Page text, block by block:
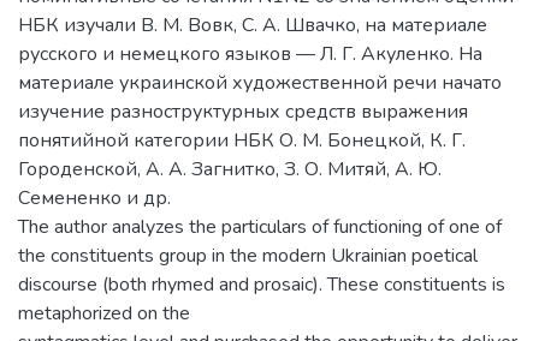
НБК изучали В. М. Вовк, С. А. Швачко, на материале
русского и немецкого языков — Л. Г. Акуленко. На
материале украинской художественной речи начато
изучение разноструктурных средств выражения
понятийной категории НБК О. М. Бонецкой, К. Г.
Городенской, А. А. Загнитко, З. О. Митяй, А. Ю.
Семененко и др.
The author analyzes the particulars of functioning of one of
the constituents group in the modern Ukrainian poetical
discourse (both rhymed and prosaic). These constituents is
metaphorized on the